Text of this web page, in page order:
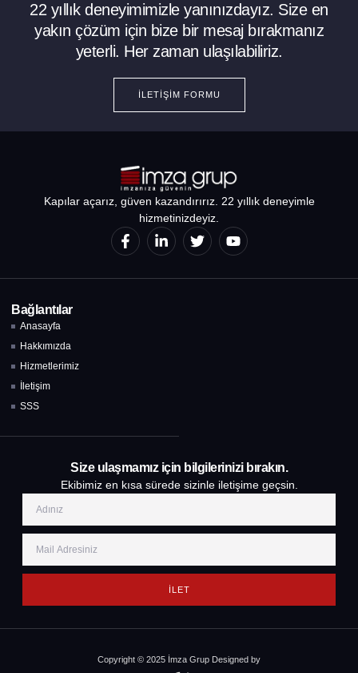
22 yıllık deneyimimizle yanınızdayız. Size en
yakın çözüm için bize bir mesaj bırakmanız
yeterli. Her zaman ulaşılabiliriz.
İLETIŞIM FORMU
Kapılar açarız, güven kazandırırız. 22 yıllık deneyimle
hizmetinizdeyiz.
Bağlantılar
Anasayfa
Hakkımızda
Hizmetlerimiz
İletişim
SSS
Size ulaşmamız için bilgilerinizi bırakın.
Ekibimiz en kısa sürede sizinle iletişime geçsin.
İLET
Copyright © 2025 İmza Grup Designed by